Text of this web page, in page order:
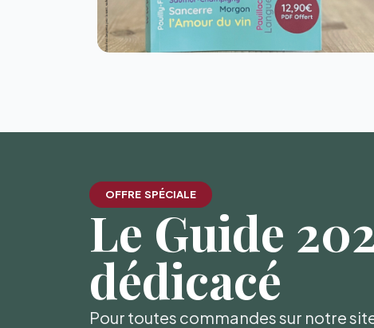
OFFRE SPÉCIALE
Le Guide
dédicacé
Pour toutes commandes sur notre